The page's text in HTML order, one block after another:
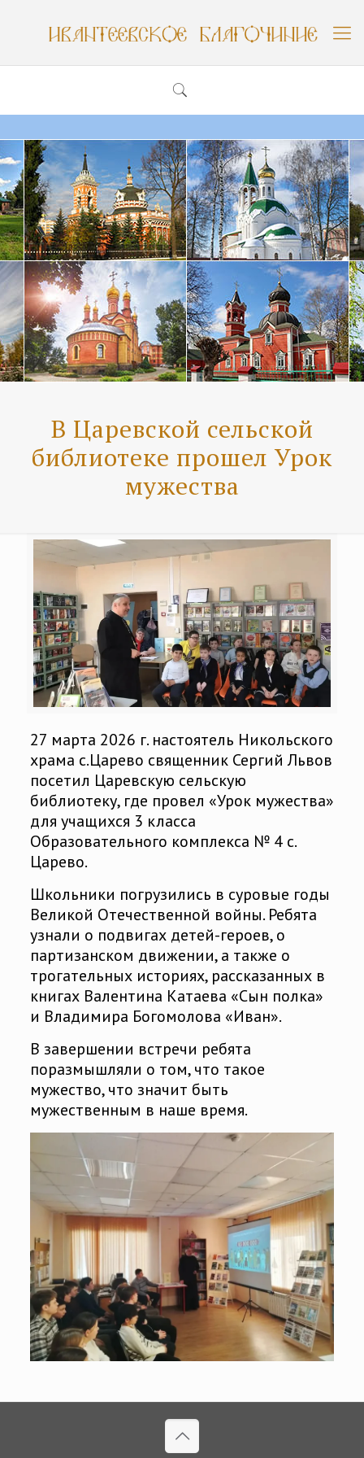
В Царевской сельской
библиотеке прошел Урок
мужества
27 марта 2026 г. настоятель Никольского
храма с.Царево священник Сергий Львов
посетил Царевскую сельскую
библиотеку, где провел «Урок мужества»
для учащихся 3 класса
Образовательного комплекса № 4 с.
Царево.
Школьники погрузились в суровые годы
Великой Отечественной войны. Ребята
узнали о подвигах детей-героев, о
партизанском движении, а также о
трогательных историях, рассказанных в
книгах Валентина Катаева «Сын полка»
и Владимира Богомолова «Иван».
В завершении встречи ребята
поразмышляли о том, что такое
мужество, что значит быть
мужественным в наше время.